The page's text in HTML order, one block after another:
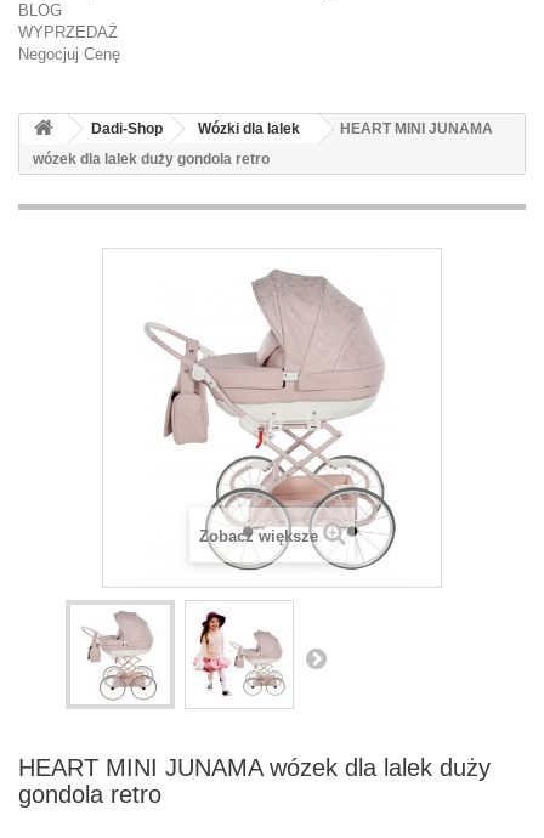
BLOG
WYPRZEDAŻ
Negocjuj Cenę
Dadi-Shop Wózki dla lalek
HEART MINI JUNAMA
wózek dla lalek duży gondola retro
Zobacz większe
HEART MINI JUNAMA wózek dla lalek duży
gondola retro